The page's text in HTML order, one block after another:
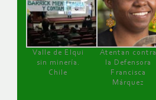
Valle de Elqui
sin minería.
Chile
Atentan contra
la Defensora
Francisca
Márquez